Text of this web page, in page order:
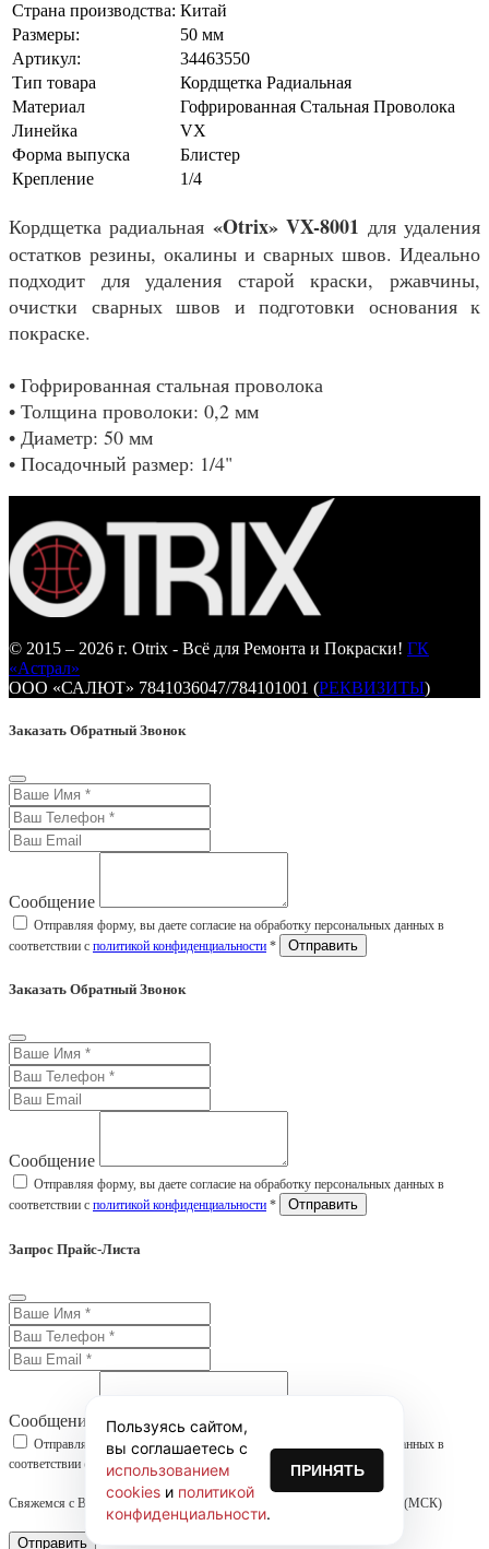
Страна производства: Китай
Размеры:
50 мм
Артикул:
34463550
Тип товара
Кордщетка Радиальная
Материал
Гофрированная Стальная Проволока
Линейка
VX
Форма выпуска
Блистер
Крепление
1/4
Кордщетка радиальная «Otrix» VX-8001 для удаления
остатков резины, окалины и сварных швов. Идеально
подходит для удаления старой краски, ржавчины,
очистки сварных швов и подготовки основания к
покраске.
• Гофрированная стальная проволока
• Толщина проволоки: 0,2 мм
• Диаметр: 50 мм
• Посадочный размер: 1/4"
© 2015 – 2026 г. Otrix - Всё для Ремонта и Покраски! ГК
«Астрал»
ООО «САЛЮТ» 7841036047/784101001 (РЕКВИЗИТЫ)
Заказать Обратный Звонок
Сообщение
Отправляя форму, вы даете согласие на обработку персональных данных в
соответствии с политикой конфиденциальности *
Заказать Обратный Звонок
Сообщение
Отправляя форму, вы даете согласие на обработку персональных данных в
соответствии с политикой конфиденциальности *
Запрос Прайс-Листа
Сообщение
Отправляя форму, вы даете согласие на обработку персональных данных в
соответствии с
Свяжемся с Вами в течении часа! График работы: ПН-ПТ 09:00 - 17:00 (МСК)
Пользуясь сайтом,
вы соглашаетесь с
использованием
cookiesи политикой
конфиденциальности.
ПРИНЯТЬ